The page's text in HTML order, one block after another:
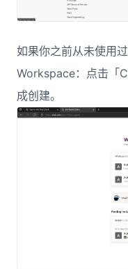
如果你之前从未使用
Workspace：点击「
成创建。